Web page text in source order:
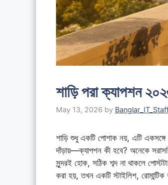
শাড়ি পরা ক্যাপশন
May 13, 2026 by
শাড়ি শুধু একটি পোশাক নয়, এটি
দাঁড়ায়—ক্যাপশন কী হবে? অনেকে সরাসরি
সুন্দরই হোক, সঠিক শব্দ না থাকলে
করা হয়, তখন একটি স্টাইলিশ,